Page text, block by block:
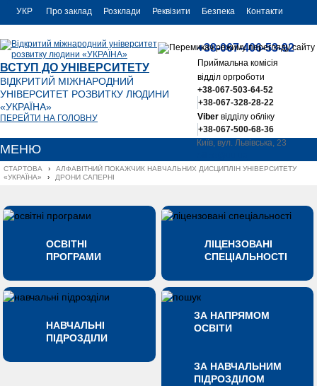
УКР
ENG
Про заклад Розклади Реквізити Безпека Контакти
ВСТУП ДО УНІВЕРСИТЕТУ
ВІДКРИТИЙ МІЖНАРОДНИЙ
УНІВЕРСИТЕТ РОЗВИТКУ ЛЮДИНИ
«УКРАЇНА»
ПЕРЕЙТИ НА ГОЛОВНУ
+38-067-406-53-92
Приймальна комісія
відділ оргроботи
+38-067-503-64-52
+38-067-328-28-22
Viberвідділу обліку
+38-067-500-68-36
Київ, вул. Львівська, 23
МЕНЮ
СТАРТОВА ›
АЛФАВІТНИЙ ПОКАЖЧИК НАВЧАЛЬНИХ ДИСЦИПЛІН УНІВЕРСИТЕТУ
«УКРАЇНА»
› ДРОНИ САПЕРНІ
ОСВІТНІ
ПРОГРАМИ
ЛІЦЕНЗОВАНІ
СПЕЦІАЛЬНОСТІ
НАВЧАЛЬНІ
ПІДРОЗДІЛИ
ЗА НАПРЯМОМ
ОСВІТИ
ЗА НАВЧАЛЬНИМ
ПІДРОЗДІЛОМ